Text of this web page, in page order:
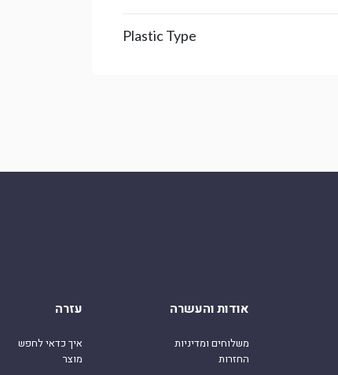
Plastic Type
אודות והעשרה
משלוחים ומדיניות
החזרות
עזרה
איך כדאי לחפש
מוצר